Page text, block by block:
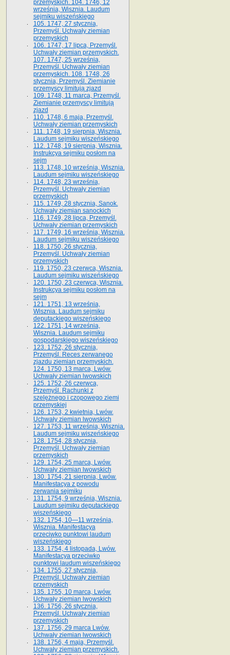
przemyskich. 104. 1746, 12
września, Wisznia. Laudum
sejmiku wiszeńskiego
105. 1747, 27 stycznia,
Przemyśl. Uchwały ziemian
przemyskich
106. 1747, 17 lipca, Przemyśl.
Uchwały ziemian przemyskich.
107. 1747, 25 września,
Przemyśl. Uchwały ziemian
przemyskich. 108. 1748, 26
stycznia, Przemyśl. Ziemianie
przemyscy limitują zjazd
109. 1748, 11 marca, Przemyśl.
Ziemianie przemyscy limitują
zjazd
110. 1748, 6 maja, Przemyśl.
Uchwały ziemian przemyskich
111. 1748, 19 sierpnia, Wisznia.
Laudum sejmiku wiszeńskiego
112. 1748, 19 sierpnia, Wisznia.
Instrukcya sejmiku posłom na
sejm
113. 1748, 10 września, Wisznia.
Laudum sejmiku wiszeńskiego
114. 1748, 23 września,
Przemyśl. Uchwały ziemian
przemyskich
115. 1749, 28 stycznia, Sanok.
Uchwały ziemian sanockich
116. 1749, 28 lipca, Przemyśl.
Uchwały ziemian przemyskich
117. 1749, 16 września, Wisznia.
Laudum sejmiku wiszeńskiego
118. 1750, 26 stycznia,
Przemyśl. Uchwały ziemian
przemyskich
119. 1750, 23 czerwca, Wisznia.
Laudum sejmiku wiszeńskiego
120. 1750, 23 czerwca, Wisznia.
Instrukcya sejmiku posłom na
sejm
121. 1751, 13 września,
Wisznia. Laudum sejmiku
deputackiego wiszeńskiego
122. 1751, 14 września,
Wisznia. Laudum sejmiku
gospodarskiego wiszeńskiego
123. 1752, 26 stycznia,
Przemyśl. Reces zerwanego
zjazdu ziemian przemyskich.
124. 1750, 13 marca, Lwów.
Uchwały ziemian lwowskich
125. 1752, 26 czerwca,
Przemyśl. Rachunki z
szelężnego i czopowego ziemi
przemyskiej
126. 1753, 2 kwietnia, Lwów.
Uchwały ziemian lwowskich
127. 1753, 11 września, Wisznia.
Laudum sejmiku wiszeńskiego
128. 1754, 28 stycznia,
Przemyśl. Uchwały ziemian
przemyskich
129. 1754, 25 marca, Lwów.
Uchwały ziemian lwowskich
130. 1754, 21 sierpnia, Lwów.
Manifestacya z powodu
zerwania sejmiku
131. 1754, 9 września, Wisznia.
Laudum sejmiku deputackiego
wiszeńskiego
132. 1754, 10—11 września,
Wisznia. Manifestacya
przeciwko punktowi laudum
wiszeńskiego
133. 1754, 4 listopada, Lwów.
Manifestacya przeciwko
punktowi laudum wiszeńskiego
134. 1755, 27 stycznia,
Przemyśl. Uchwały ziemian
przemyskich
135. 1755, 10 marca, Lwów.
Uchwały ziemian lwowskich
136. 1756, 26 stycznia,
Przemyśl. Uchwały ziemian
przemyskich
137. 1756, 29 marca Lwów.
Uchwały ziemian lwowskich
138. 1756, 4 maja, Przemyśl.
Uchwały ziemian przemyskich.